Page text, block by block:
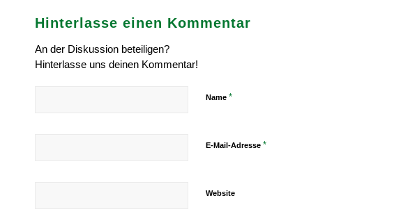
Hinterlasse einen Kommentar
An der Diskussion beteiligen?
Hinterlasse uns deinen Kommentar!
Name *
E-Mail-Adresse *
Website